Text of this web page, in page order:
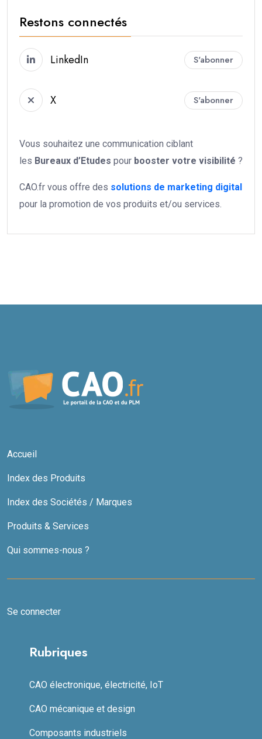
Restons connectés
LinkedIn S'abonner
X S'abonner
Vous souhaitez une communication ciblant
les Bureaux d’Etudes pour booster votre visibilité ?
CAO.fr vous offre des solutions de marketing digital
pour la promotion de vos produits et/ou services.
Accueil
Index des Produits
Index des Sociétés / Marques
Produits & Services
Qui sommes-nous ?
Se connecter
Rubriques
CAO électronique, électricité, IoT
CAO mécanique et design
Composants industriels